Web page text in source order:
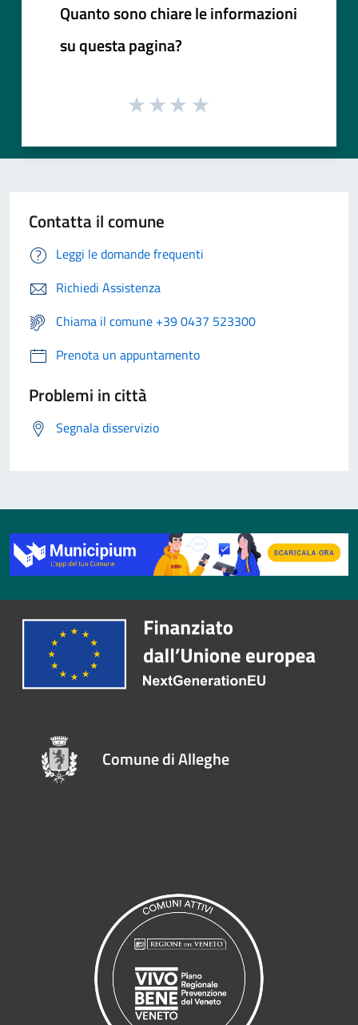
Quanto sono chiare le informazioni
su questa pagina?
Contatta il comune
Leggi le domande frequenti
Richiedi Assistenza
Chiama il comune +39 0437 523300
Prenota un appuntamento
Problemi in città
Segnala disservizio
Comune di Alleghe